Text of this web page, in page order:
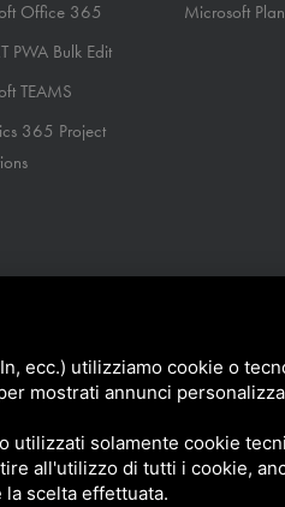
Office 365
PWA Bulk Edit
TEAMS
365 Project
Microsoft
ecc.) utilizziamo cookie o
mostrati annunci
utilizzati solamente cookie
all'utilizzo di tutti i cookie,
scelta effettuata.